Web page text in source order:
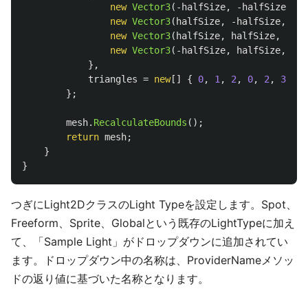
new Vector3(- halfSize, - halfSize
new Vector3( halfSize, - halfSize,
new Vector3( halfSize, halfSize,
new Vector3(- halfSize, halfSize,
},
triangles = new[] { 0, 1 , 2 , 0, 2 , 3
};
mesh. RecalculateBounds ();
return mesh;
}
}
つぎにLight2DクラスのLight Typeを設定します。Spot、
Freeform、Sprite、Globalという既存のLightTypeに加え
て、「Sample Light」がドロップダウンに追加されてい
ます。ドロップダウン中の名称は、ProviderNameメソッ
ドの返り値に基づいた名称となります。